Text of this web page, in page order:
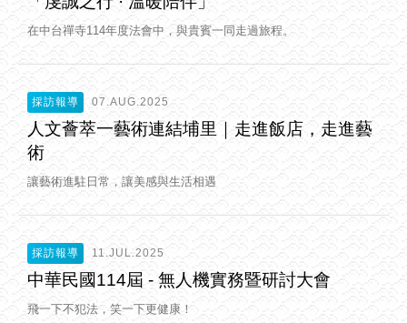
在中台禪寺114年度法會中，與貴賓一同走過旅程。
採訪報導 07.AUG.2025
人文薈萃一藝術連結埔里｜走進飯店，走進藝
術
讓藝術進駐日常，讓美感與生活相遇
採訪報導 11.JUL.2025
中華民國114屆 - 無人機實務暨研討大會
飛一下不犯法，笑一下更健康！